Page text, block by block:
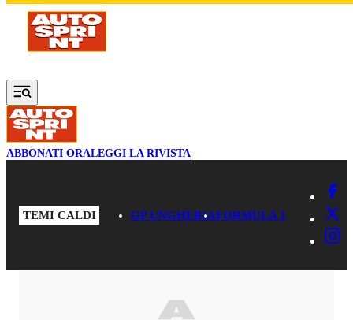
Vai al contenuto principale
ABBONATI ORALEGGI LA RIVISTA
TEMI CALDI GP UNGHERIAFORMULA 1